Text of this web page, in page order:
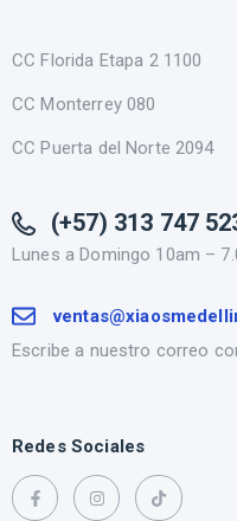
CC Florida Etapa 2 1100
CC Monterrey 080
CC Puerta del Norte 2094
(+57) 313 747
Lunes a Domingo 10am –
Escribe a nuestro correo
Redes Sociales